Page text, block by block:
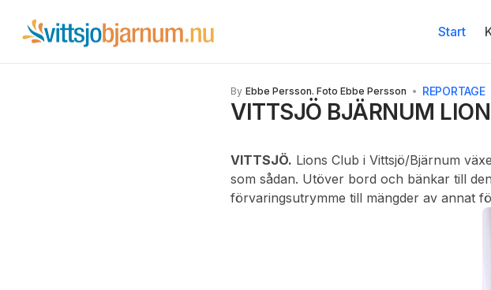
Start
By Ebbe Persson. Foto Ebbe Persson REPORTAGE
VITTSJÖ BJÄRNUM
VITTSJÖ. Lions Club i Vittsjö/Bjärnum
som sådan. Utöver bord och bänkar till
förvaringsutrymme till mängder av annat